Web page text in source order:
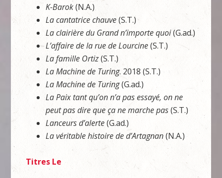
K-Barok(N.A.)
La cantatrice chauve(S.T.)
La clairière du Grand n’importe quoi(G.ad.)
L’affaire de la rue de Lourcine(S.T.)
La famille Ortiz(S.T.)
La Machine de Turing. 2018 (S.T.)
La Machine de Turing(G.ad.)
La Paix tant qu’on n’a pas essayé, on ne
peut pas dire que ça ne marche pas(S.T.)
Lanceurs d’alerte(G.ad.)
La véritable histoire de d’Artagnan(N.A.)
Titres Le